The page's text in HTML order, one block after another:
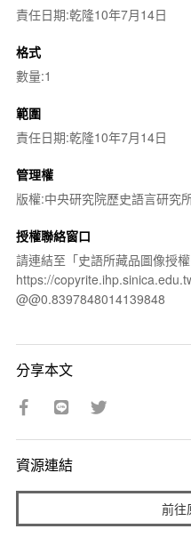
責任日期:乾隆10年7月14日
格式
數量:1
範圍
責任日期:乾隆10年7月14日
管理權
版權:中央研究院歷史語言研究
授權聯絡窗口
請連結至「史語所藏品圖像授
https://
@@0.8397848014139848
分享本文
資源連結
前往